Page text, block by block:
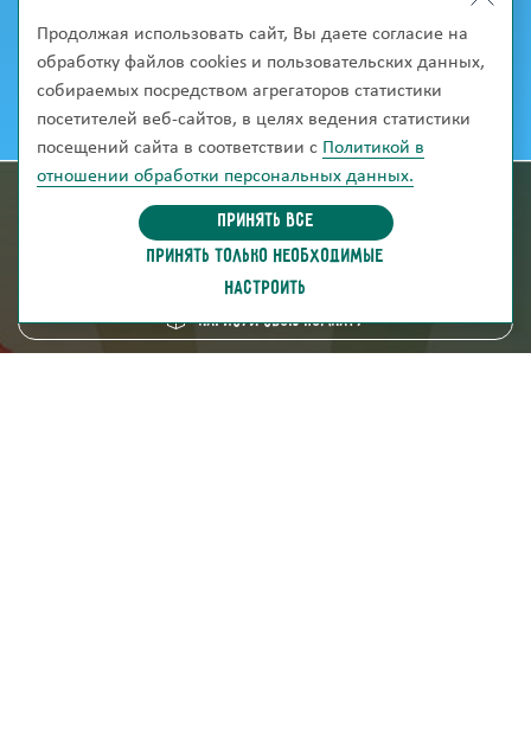
Продолжая использовать сайт, Вы даете согласие на
обработку файлов cookies и пользовательских данных,
собираемых посредством агрегаторов статистики
посетителей веб-сайтов, в целях ведения статистики
посещений сайта в соответствии с Политикой в
отношении обработки персональных данных.
Принять все
ПРИНЯТЬ ТОЛЬКО НЕОБХОДИМЫЕ
НАСТРОИТЬ
информация для покупателей
скачать каталог
Нарисуй свою комнату